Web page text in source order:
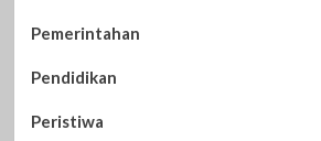
Pemerintahan
Pendidikan
Peristiwa